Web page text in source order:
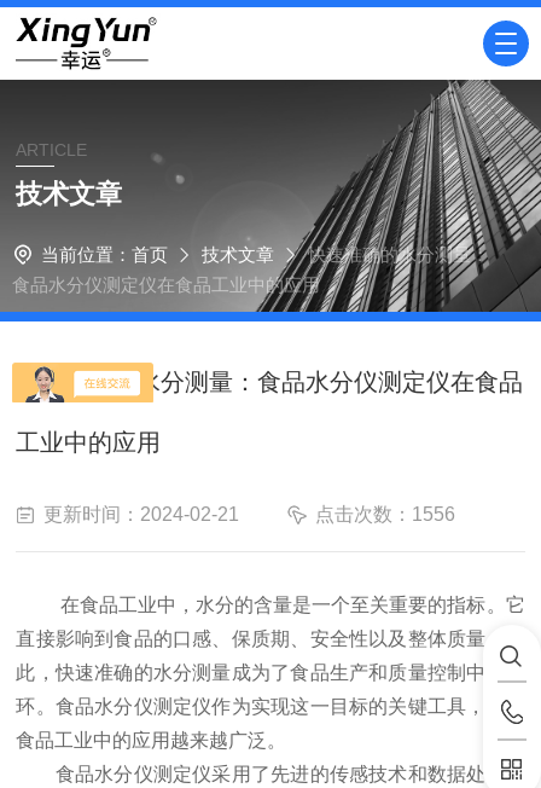
ARTICLE
技术文章
当前位置： 首页 技术文章
快速准确的水分测量：
食品水分仪测定仪在食品工业中的应用
快速准确的水分测量：食品水分仪测定仪在食品
工业中的应用
更新时间：2024-02-21 点击次数：1556
在食品工业中，水分的含量是一个至关重要的指标。它
直接影响到食品的口感、保质期、安全性以及整体质量。因
此，快速准确的水分测量成为了食品生产和质量控制中的一
环。食品水分仪测定仪作为实现这一目标的关键工具，其在
食品工业中的应用越来越广泛。
食品水分仪测定仪采用了先进的传感技术和数据处理方